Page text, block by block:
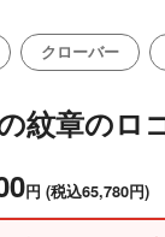
クローバー
紋章のロ
円 (税込65,780円)